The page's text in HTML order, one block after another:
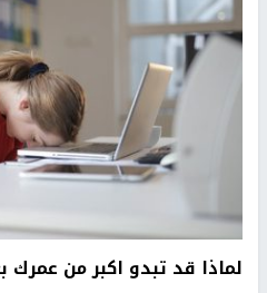
لماذا قد تبدو اكبر من